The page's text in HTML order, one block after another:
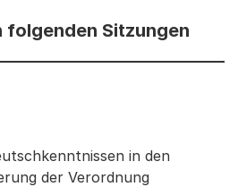
folgenden Sitzungen
Sitzungen: Informationen
in den
der Verordnung